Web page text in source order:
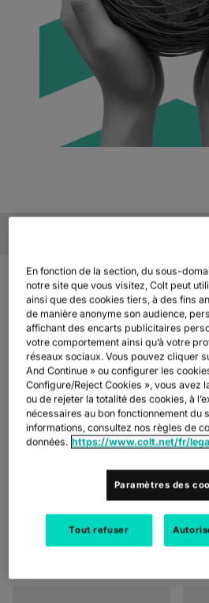
VUE
DES
LE MOINDRE
Les réseaux mondiaux ne doivent pas
plusieurs fournisseurs augmente les
et rend le support difficile. Grâce à
avec les fournisseurs et dans
nous simplifions la complexité avec
durables et conformes.
En fonction de la section, du sous-
notre site que vous visitez, Colt peut
ainsi que des cookies tiers, à des fins
de manière anonyme son audience,
affichant des encarts publicitaires
votre comportement ainsi qu’à votre
réseaux sociaux. Vous pouvez cliquer
And Continue » ou configurer les
Configure/Reject Cookies », vous avez
ou de rejeter la totalité des cookies, à
nécessaires au bon fonctionnement du
informations, consultez nos règles de
données. https://www.colt.net/fr/
Paramètres des
Tout refuser